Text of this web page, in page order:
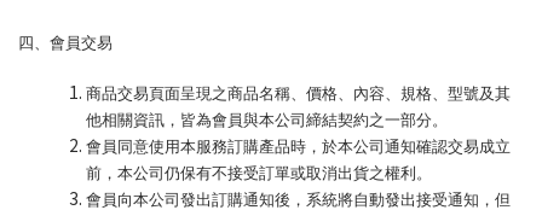
四、會員交易
商品交易頁面呈現之商品名稱、價格、內容、規格、型號及其
他相關資訊，皆為會員與本公司締結契約之一部分。
會員同意使用本服務訂購產品時，於本公司通知確認交易成立
前，本公司仍保有不接受訂單或取消出貨之權利。
會員向本公司發出訂購通知後，系統將自動發出接受通知，但